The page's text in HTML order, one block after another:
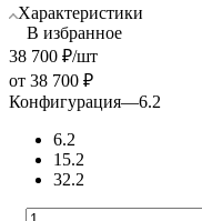
Характеристики
В избранное
38 700 ₽/шт
от 38 700 ₽
Конфигурация—6.2
6.2
15.2
32.2